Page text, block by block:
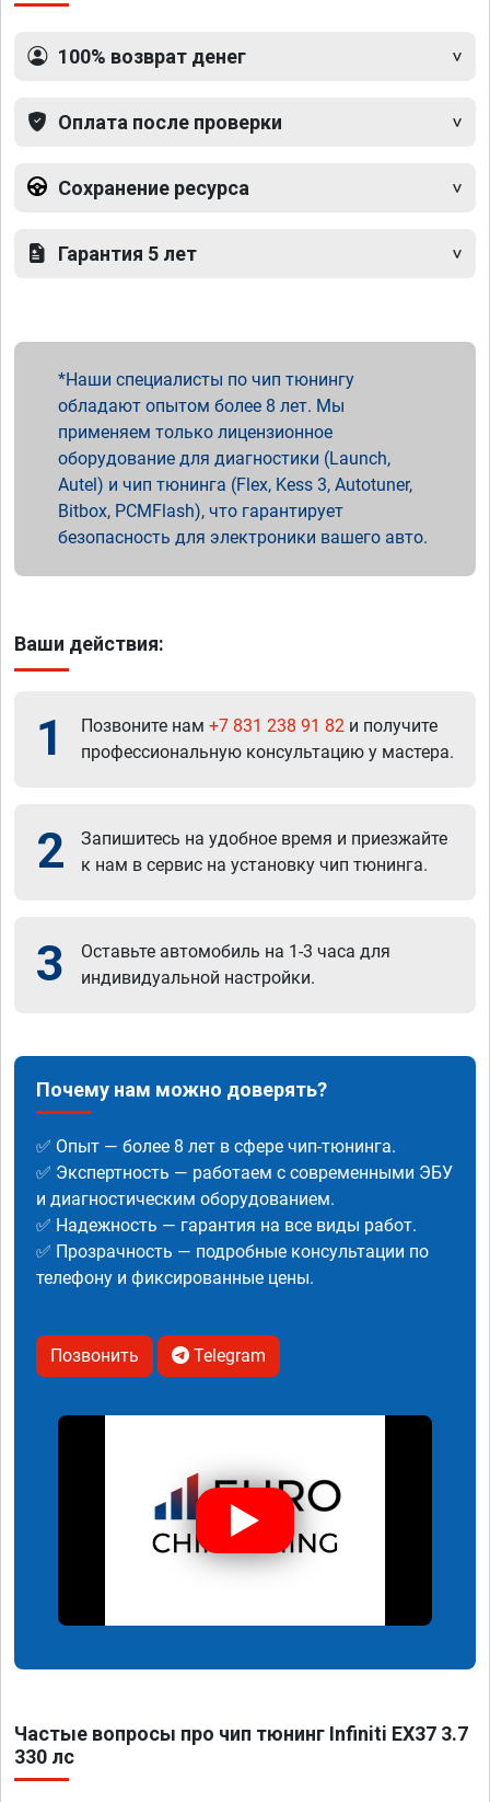
100% возврат денег
Оплата после проверки
Сохранение ресурса
Гарантия 5 лет
Наши специалисты по чип тюнингу
обладают опытом более 8 лет. Мы
применяем только лицензионное
оборудование для диагностики (Launch,
Autel) и чип тюнинга (Flex, Kess 3, Autotuner,
Bitbox, PCMFlash), что гарантирует
безопасность для электроники вашего авто.
Ваши действия:
1 Позвоните нам +7 831 238 91 82 и получите
профессиональную консультацию у мастера.
2
Запишитесь на удобное время и приезжайте
к нам в сервис на установку чип тюнинга.
3
Оставьте автомобиль на 1-3 часа для
индивидуальной настройки.
Почему нам можно доверять?
✅ Опыт — более 8 лет в сфере чип-тюнинга.
✅ Экспертность — работаем с современными ЭБУ
и диагностическим оборудованием.
✅ Надежность — гарантия на все виды работ.
✅ Прозрачность — подробные консультации по
телефону и фиксированные цены.
Позвонить Telegram
Частые вопросы про чип тюнинг Infiniti EX37 3.7
330 лс